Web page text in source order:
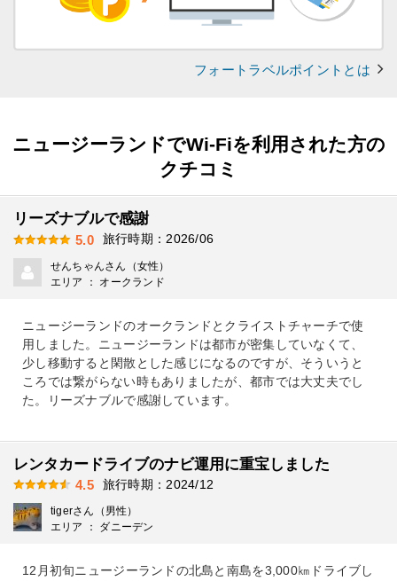
フォートラベルポイントとは
ニュージーランドでWi-Fiを利用された方の
クチコミ
リーズナブルで感謝
5.0 旅行時期：2026/06
せんちゃんさん（女性）
エリア ： オークランド
ニュージーランドのオークランドとクライストチャーチで使
用しました。ニュージーランドは都市が密集していなくて、
少し移動すると閑散とした感じになるのですが、そういうと
ころでは繋がらない時もありましたが、都市では大丈夫でし
た。リーズナブルで感謝しています。
レンタカードライブのナビ運用に重宝しました
4.5 旅行時期：2024/12
tigerさん（男性）
エリア ： ダニーデン
12月初旬ニュージーランドの北島と南島を3,000㎞ドライブし